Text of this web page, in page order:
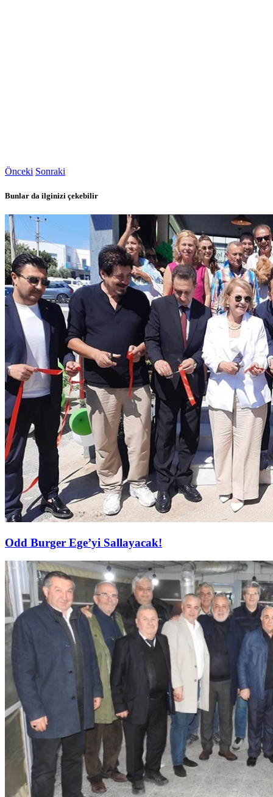
Önceki Sonraki
Bunlar da ilginizi çekebilir
Odd Burger Ege’yi Sallayacak!